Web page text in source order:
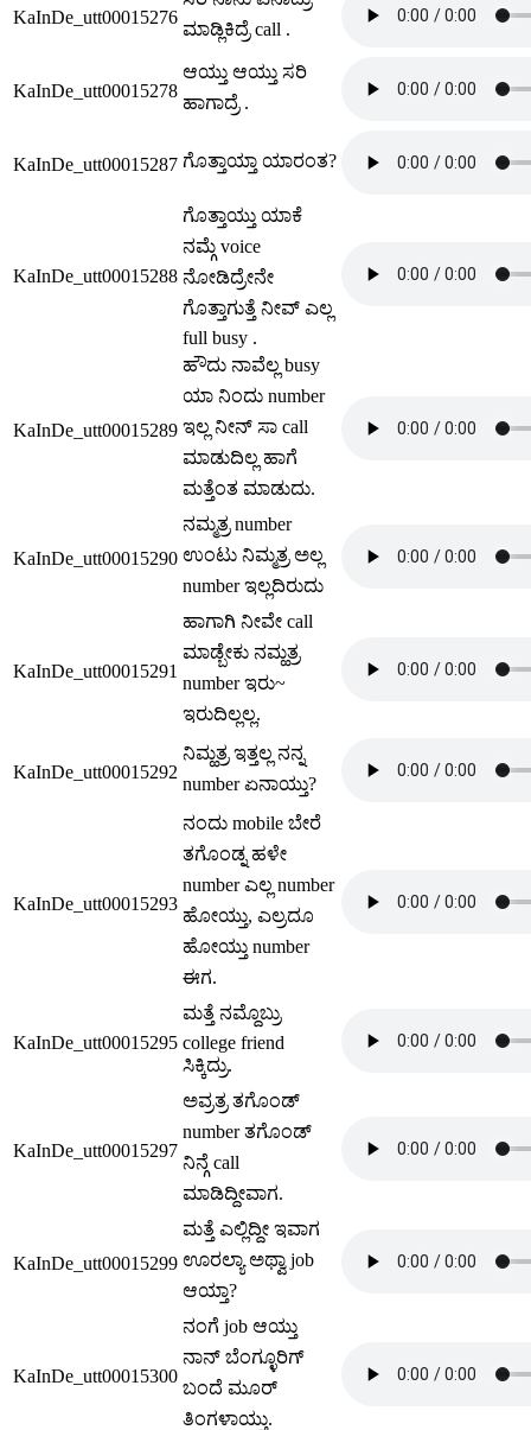
KaInDe_utt00015276
ಮಾಡ್ಲಿಕಿದ್ರೆ call .
KaInDe_utt00015278
ಆಯ್ತು ಆಯ್ತು ಸರಿ
ಹಾಗಾದ್ರೆ .
KaInDe_utt00015287 ಗೊತ್ತಾಯ್ತಾ ಯಾರಂತ?
KaInDe_utt00015288
ಗೊತ್ತಾಯ್ತು ಯಾಕೆ
ನಮ್ಗೆ voice
ನೋಡಿದ್ರೇನೇ
ಗೊತ್ತಾಗುತ್ತೆ ನೀವ್ ಎಲ್ಲ
full busy .
KaInDe_utt00015289
ಹೌದು ನಾವೆಲ್ಲ busy
ಯಾ ನಿಂದು number
ಇಲ್ಲ ನೀನ್ ಸಾ call
ಮಾಡುದಿಲ್ಲ ಹಾಗೆ
ಮತ್ತೆಂತ ಮಾಡುದು.
KaInDe_utt00015290
ನಮ್ಮತ್ರ number
ಉಂಟು ನಿಮ್ಮತ್ರ ಅಲ್ಲ
number ಇಲ್ಲದಿರುದು
KaInDe_utt00015291
ಹಾಗಾಗಿ ನೀವೇ call
ಮಾಡ್ಬೇಕು ನಮ್ಹತ್ರ
number ಇರು~
ಇರುದಿಲ್ಲಲ್ಲ.
KaInDe_utt00015292
ನಿಮ್ಹತ್ರ ಇತ್ತಲ್ಲ ನನ್ನ
number ಏನಾಯ್ತು?
KaInDe_utt00015293
ನಂದು mobile ಬೇರೆ
ತಗೊಂಡ್ನ ಹಳೇ
number ಎಲ್ಲ number
ಹೋಯ್ತು, ಎಲ್ರದೂ
ಹೋಯ್ತು number
ಈಗ.
KaInDe_utt00015295
ಮತ್ತೆ ನಮ್ದೊಬ್ರು
college friend
ಸಿಕ್ಕಿದ್ರು.
KaInDe_utt00015297
ಅವ್ರತ್ರ ತಗೊಂಡ್
number ತಗೊಂಡ್
ನಿನ್ಗೆ call
ಮಾಡಿದ್ದೀವಾಗ.
KaInDe_utt00015299
ಮತ್ತೆ ಎಲ್ಲಿದ್ದೀ ಇವಾಗ
ಊರಲ್ಯಾ ಅಥ್ವಾ job
ಆಯ್ತಾ?
KaInDe_utt00015300
ನಂಗೆ job ಆಯ್ತು
ನಾನ್ ಬೆಂಗ್ಳೂರಿಗ್
ಬಂದೆ ಮೂರ್
ತಿಂಗಳಾಯ್ತು.